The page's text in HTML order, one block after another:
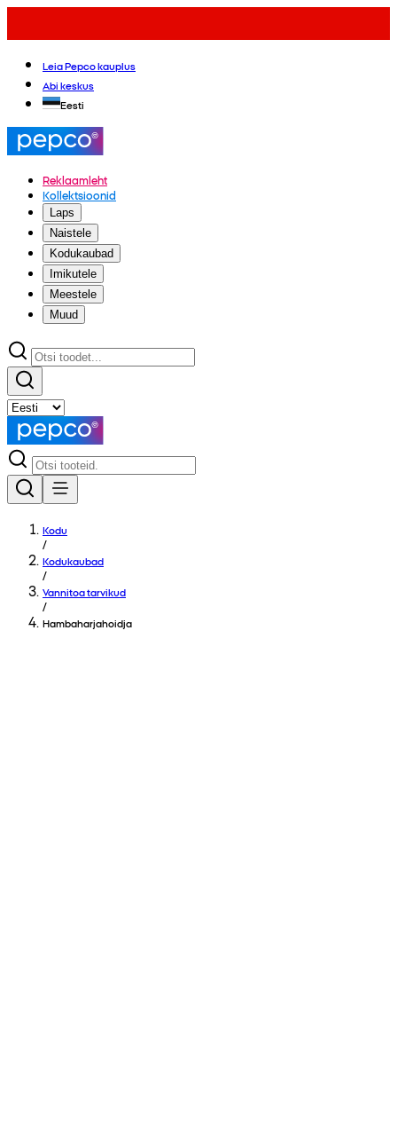
Leia Pepco kauplus
Abi keskus
Eesti
Reklaamleht
Kollektsioonid
Laps
Naistele
Kodukaubad
Imikutele
Meestele
Muud
Kodu
/
Kodukaubad
/
Vannitoa tarvikud
/
Hambaharjahoidja